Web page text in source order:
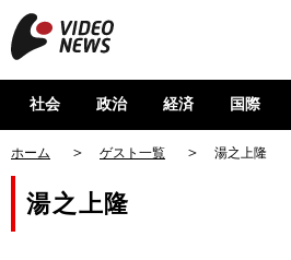
社会 政治 経済 国際
ホーム ゲスト一覧 湯之上隆
湯之上隆